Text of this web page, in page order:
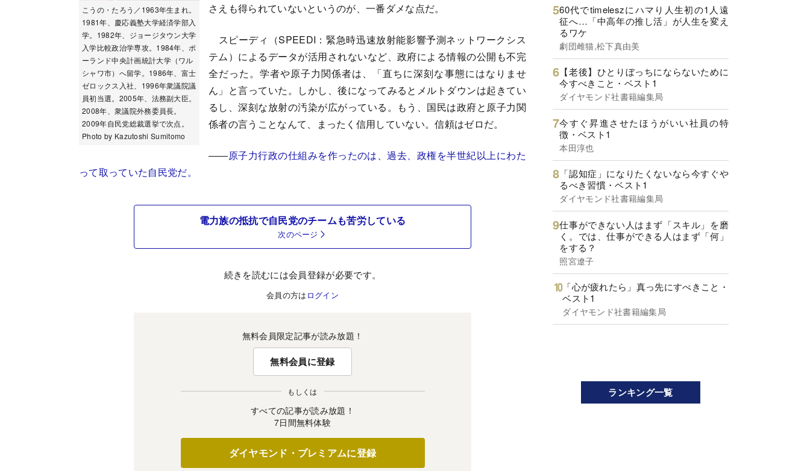
こうの・たろう／1963年生まれ。
1981年、慶応義塾大学経済学部入
学。1982年、ジョージタウン大学
入学比較政治学専攻。1984年、ポ
ーランド中央計画統計大学（ワル
シャワ市）へ留学。1986年、富士
ゼロックス入社、1996年衆議院議
員初当選。2005年、法務副大臣。
2008年、衆議院外務委員長。
2009年自民党総裁選挙で次点。
Photo by Kazutoshi Sumitomo
さえも得られていないというのが、一番ダメな点だ。
スピーディ（SPEEDI：緊急時迅速放射能影響予測ネットワークシス
テム）によるデータが活用されないなど、政府による情報の公開も不完
全だった。学者や原子力関係者は、「直ちに深刻な事態にはなりませ
ん」と言っていた。しかし、後になってみるとメルトダウンは起きてい
るし、深刻な放射の汚染が広がっている。もう、国民は政府と原子力関
係者の言うことなんて、まったく信用していない。信頼はゼロだ。
――原子力行政の仕組みを作ったのは、過去、政権を半世紀以上にわた
って取っていた自民党だ。
電力族の抵抗で自民党のチームも苦労している
次のページ
続きを読むには会員登録が必要です。
会員の方は ログイン
無料会員限定記事が読み放題！
無料会員に登録
もしくは
すべての記事が読み放題！
7日間無料体験
ダイヤモンド・プレミアムに登録
60代でtimeleszにハマり人生初の1人遠
征へ…「中高年の推し活」が人生を変え
るワケ
劇団雌猫,松下真由美
【老後】ひとりぼっちにならないために
今すべきこと・ベスト1
ダイヤモンド社書籍編集局
今すぐ昇進させたほうがいい社員の特
徴・ベスト1
本田淳也
「認知症」になりたくないなら今すぐや
るべき習慣・ベスト1
ダイヤモンド社書籍編集局
仕事ができない人はまず「スキル」を磨
く。では、仕事ができる人はまず「何」
をする？
照宮遼子
「心が疲れたら」真っ先にすべきこと・
ベスト1
ダイヤモンド社書籍編集局
ランキング一覧